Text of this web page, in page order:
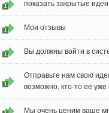
1 показать закрытые идеи
1 Мои отзывы
1 Вы должны войти в
1
Отправьте нам свою
возможно, кто-то ее
Мы очень ценим ваше